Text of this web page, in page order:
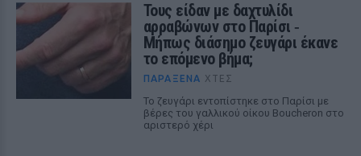
Τους είδαν με δαχτυλίδι
αρραβώνων στο Παρίσι ‑
Μήπως διάσημο ζευγάρι έκανε
το επόμενο βήμα;
ΠΑΡΆΞΕΝΑ ΧΤΕΣ
Το ζευγάρι εντοπίστηκε στο Παρίσι με
βέρες του γαλλικού οίκου Boucheron στο
αριστερό χέρι